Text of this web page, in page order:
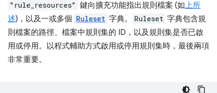
"rule_resources" 鍵向擴充功能指出規則檔案 (如上所
述)，以及一或多個 Ruleset 字典。 Ruleset 字典包含規
則檔案的路徑、檔案中規則集的 ID，以及規則集是否已啟
用或停用。以程式輔助方式啟用或停用規則集時，最後兩項
非常重要。